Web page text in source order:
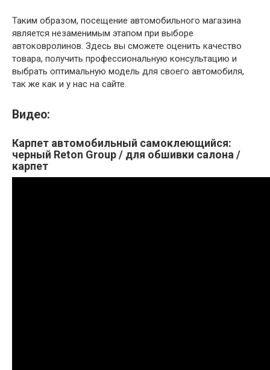
Таким образом, посещение автомобильного магазина
является незаменимым этапом при выборе
автоковролинов. Здесь вы сможете оценить качество
товара, получить профессиональную консультацию и
выбрать оптимальную модель для своего автомобиля,
так же как и у нас на сайте.
Видео:
Карпет автомобильный самоклеющийся:
черный Reton Group / для обшивки салона /
карпет